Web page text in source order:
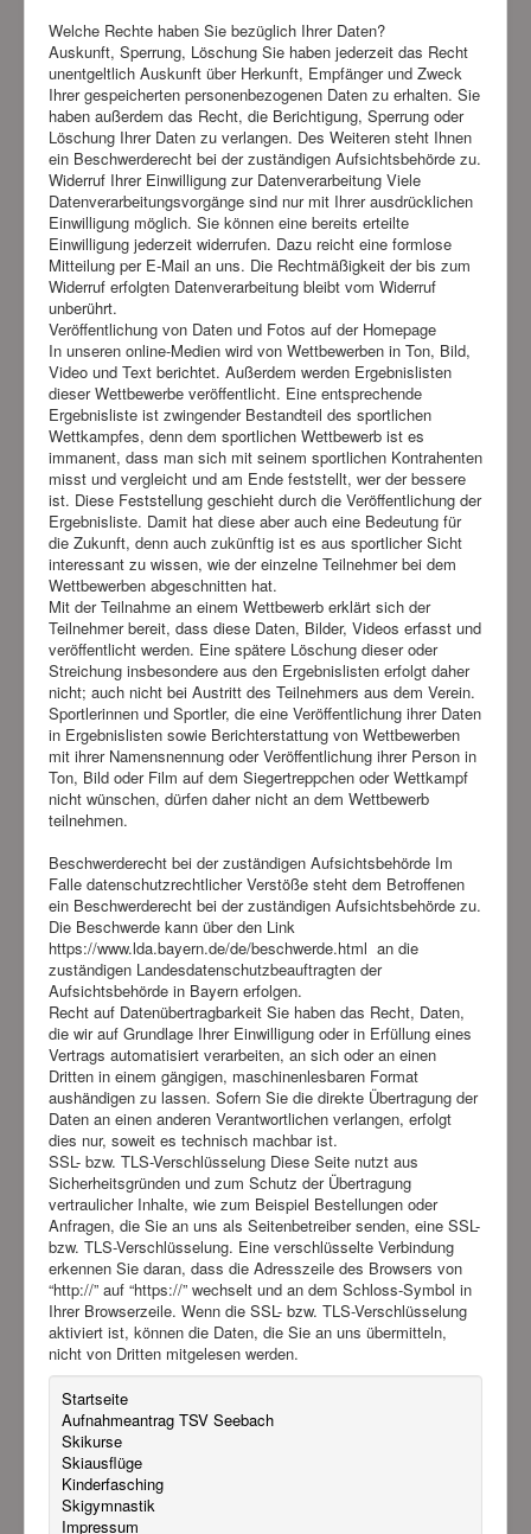
Welche Rechte haben Sie bezüglich Ihrer Daten?
Auskunft, Sperrung, Löschung Sie haben jederzeit das Recht
unentgeltlich Auskunft über Herkunft, Empfänger und Zweck
Ihrer gespeicherten personenbezogenen Daten zu erhalten. Sie
haben außerdem das Recht, die Berichtigung, Sperrung oder
Löschung Ihrer Daten zu verlangen. Des Weiteren steht Ihnen
ein Beschwerderecht bei der zuständigen Aufsichtsbehörde zu.
Widerruf Ihrer Einwilligung zur Datenverarbeitung Viele
Datenverarbeitungsvorgänge sind nur mit Ihrer ausdrücklichen
Einwilligung möglich. Sie können eine bereits erteilte
Einwilligung jederzeit widerrufen. Dazu reicht eine formlose
Mitteilung per E-Mail an uns. Die Rechtmäßigkeit der bis zum
Widerruf erfolgten Datenverarbeitung bleibt vom Widerruf
unberührt.
Veröffentlichung von Daten und Fotos auf der Homepage
In unseren online-Medien wird von Wettbewerben in Ton, Bild,
Video und Text berichtet. Außerdem werden Ergebnislisten
dieser Wettbewerbe veröffentlicht. Eine entsprechende
Ergebnisliste ist zwingender Bestandteil des sportlichen
Wettkampfes, denn dem sportlichen Wettbewerb ist es
immanent, dass man sich mit seinem sportlichen Kontrahenten
misst und vergleicht und am Ende feststellt, wer der bessere
ist. Diese Feststellung geschieht durch die Veröffentlichung der
Ergebnisliste. Damit hat diese aber auch eine Bedeutung für
die Zukunft, denn auch zukünftig ist es aus sportlicher Sicht
interessant zu wissen, wie der einzelne Teilnehmer bei dem
Wettbewerben abgeschnitten hat.
Mit der Teilnahme an einem Wettbewerb erklärt sich der
Teilnehmer bereit, dass diese Daten, Bilder, Videos erfasst und
veröffentlicht werden. Eine spätere Löschung dieser oder
Streichung insbesondere aus den Ergebnislisten erfolgt daher
nicht; auch nicht bei Austritt des Teilnehmers aus dem Verein.
Sportlerinnen und Sportler, die eine Veröffentlichung ihrer Daten
in Ergebnislisten sowie Berichterstattung von Wettbewerben
mit ihrer Namensnennung oder Veröffentlichung ihrer Person in
Ton, Bild oder Film auf dem Siegertreppchen oder Wettkampf
nicht wünschen, dürfen daher nicht an dem Wettbewerb
teilnehmen.
Beschwerderecht bei der zuständigen Aufsichtsbehörde Im
Falle datenschutzrechtlicher Verstöße steht dem Betroffenen
ein Beschwerderecht bei der zuständigen Aufsichtsbehörde zu.
Die Beschwerde kann über den Link
https://www.lda.bayern.de/de/beschwerde.html an die
zuständigen Landesdatenschutzbeauftragten der
Aufsichtsbehörde in Bayern erfolgen.
Recht auf Datenübertragbarkeit Sie haben das Recht, Daten,
die wir auf Grundlage Ihrer Einwilligung oder in Erfüllung eines
Vertrags automatisiert verarbeiten, an sich oder an einen
Dritten in einem gängigen, maschinenlesbaren Format
aushändigen zu lassen. Sofern Sie die direkte Übertragung der
Daten an einen anderen Verantwortlichen verlangen, erfolgt
dies nur, soweit es technisch machbar ist.
SSL- bzw. TLS-Verschlüsselung Diese Seite nutzt aus
Sicherheitsgründen und zum Schutz der Übertragung
vertraulicher Inhalte, wie zum Beispiel Bestellungen oder
Anfragen, die Sie an uns als Seitenbetreiber senden, eine SSL-
bzw. TLS-Verschlüsselung. Eine verschlüsselte Verbindung
erkennen Sie daran, dass die Adresszeile des Browsers von
“http://” auf “https://” wechselt und an dem Schloss-Symbol in
Ihrer Browserzeile. Wenn die SSL- bzw. TLS-Verschlüsselung
aktiviert ist, können die Daten, die Sie an uns übermitteln,
nicht von Dritten mitgelesen werden.
Startseite
Aufnahmeantrag TSV Seebach
Skikurse
Skiausflüge
Kinderfasching
Skigymnastik
Impressum